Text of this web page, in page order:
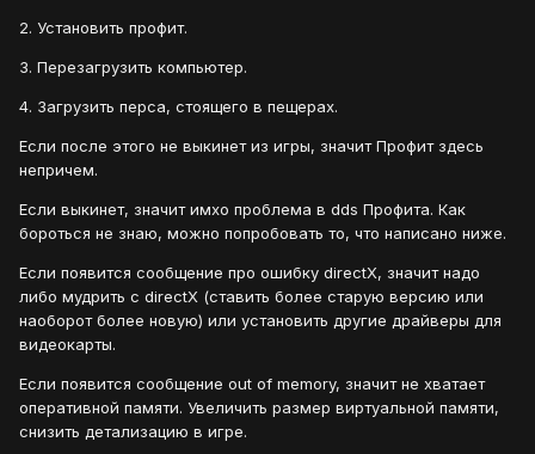
2. Установить профит.
3. Перезагрузить компьютер.
4. Загрузить перса, стоящего в пещерах.
Если после этого не выкинет из игры, значит Профит здесь
непричем.
Если выкинет, значит имхо проблема в dds Профита. Как
бороться не знаю, можно попробовать то, что написано ниже.
Если появится сообщение про ошибку directX, значит надо
либо мудрить с directX (ставить более старую версию или
наоборот более новую) или установить другие драйверы для
видеокарты.
Если появится сообщение out of memory, значит не хватает
оперативной памяти. Увеличить размер виртуальной памяти,
снизить детализацию в игре.